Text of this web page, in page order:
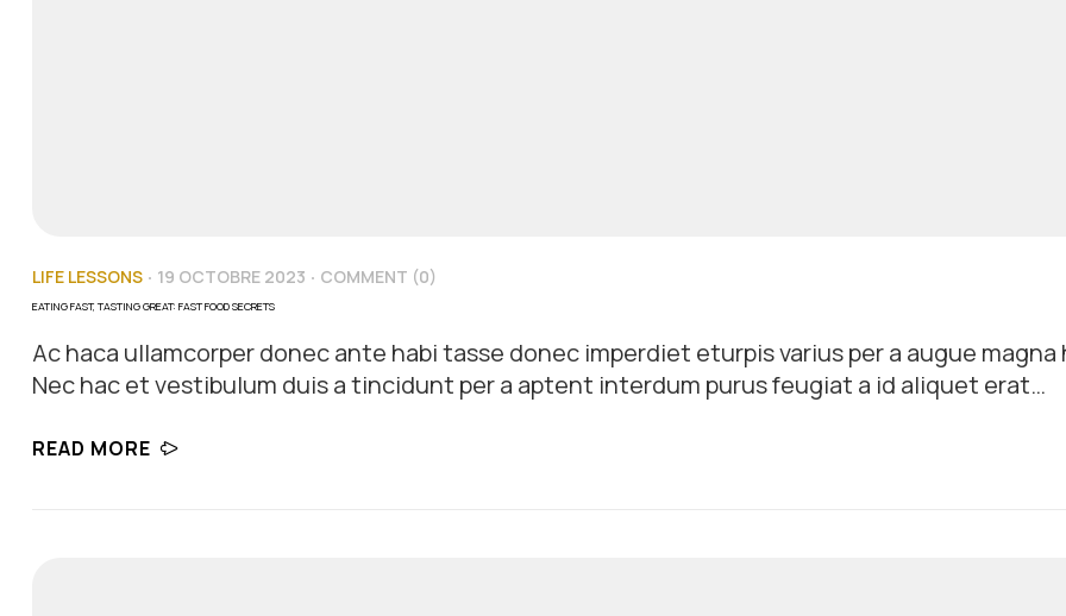
LIFE LESSONS 19 OCTOBRE 2023 COMMENT (0)
EATING FAST, TASTING GREAT: FAST FOOD SECRETS
Ac haca ullamcorper donec ante habi tasse donec imperdiet eturpis varius per a augue magna
Nec hac et vestibulum duis a tincidunt per a aptent interdum purus feugiat a id aliquet erat
READ MORE